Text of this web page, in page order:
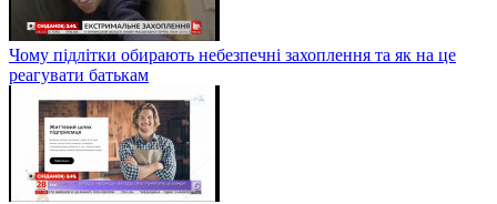
Чому підлітки обирають небезпечні захоплення та як на це
реагувати батькам